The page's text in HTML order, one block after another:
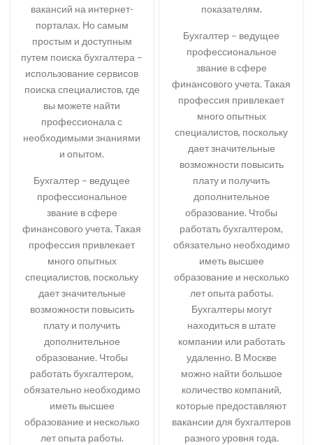
вакансий на интернет-
порталах. Но самым
простым и доступным
путем поиска бухгалтера –
использование сервисов
поиска специалистов, где
вы можете найти
профессионала с
необходимыми знаниями
и опытом.
Бухгалтер – ведущее
профессиональное
звание в сфере
финансового учета. Такая
профессия привлекает
много опытных
специалистов, поскольку
дает значительные
возможности повысить
плату и получить
дополнительное
образование. Чтобы
работать бухгалтером,
обязательно необходимо
иметь высшее
образование и несколько
лет опыта работы.
показателям.
Бухгалтер – ведущее
профессиональное
звание в сфере
финансового учета. Такая
профессия привлекает
много опытных
специалистов, поскольку
дает значительные
возможности повысить
плату и получить
дополнительное
образование. Чтобы
работать бухгалтером,
обязательно необходимо
иметь высшее
образование и несколько
лет опыта работы.
Бухгалтеры могут
находиться в штате
компании или работать
удаленно. В Москве
можно найти большое
количество компаний,
которые предоставляют
вакансии для бухгалтеров
разного уровня года.